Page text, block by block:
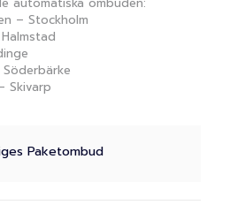
– Stockholm
Skivarp
Paketombud